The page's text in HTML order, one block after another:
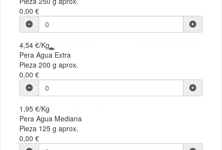
0,00 €
4,54 €/Kg
Pera Agua Extra
Pieza 200 g aprox.
0,00 €
1,95 €/Kg
Pera Agua Mediana
Pieza 125 g aprox.
0,00 €